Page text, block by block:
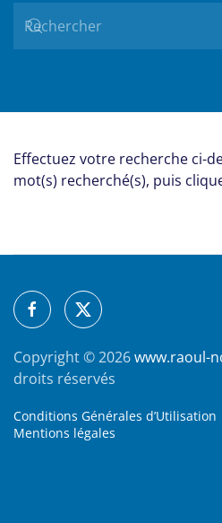
Effectuez votre recherche ci-
mot(s) recherché(s), puis
Copyright ©2026www.raoul-
droits réservés
Conditions Générales d’Utilisation
Mentions légales